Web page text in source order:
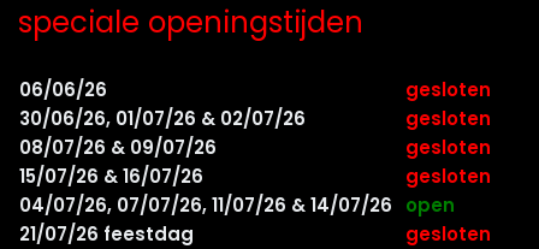
speciale openingstijden
06/06/26
gesloten
30/06/26, 01/07/26 & 02/07/26
gesloten
08/07/26 & 09/07/26
gesloten
15/07/26 & 16/07/26
gesloten
04/07/26, 07/07/26, 11/07/26 & 14/07/26
open
21/07/26 feestdag
gesloten